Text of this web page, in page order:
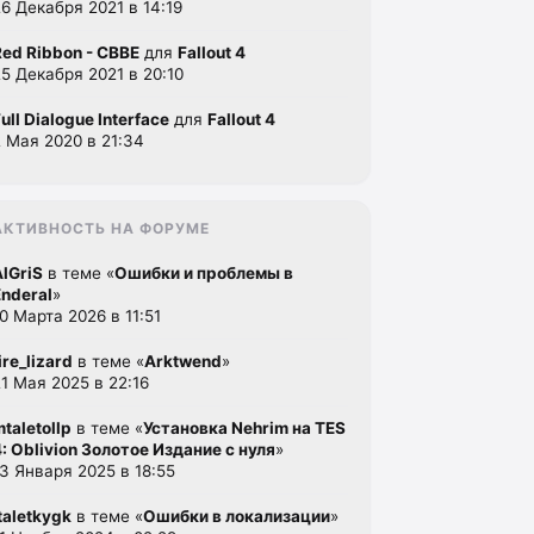
Декабря 2021 в 14:19
Ribbon - CBBE дляFallout 4
Декабря 2021 в 20:10
Dialogue Interface дляFallout 4
Мая 2020 в 21:34
НА ФОРУМЕ
в теме «Ошибки и проблемы в
»
Марта 2026 в 11:51
в теме «Arktwend»
Мая 2025 в 22:16
в теме «Установка Nehrim на TES
Oblivion Золотое Издание с нуля»
Января 2025 в 18:55
в теме «Ошибки в локализации»